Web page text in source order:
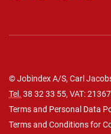
© Jobindex A/S, Carl
Tel. 38 32 33 55, VAT:
Terms and Personal Data
Terms and Conditions for